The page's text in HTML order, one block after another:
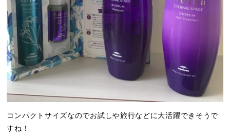
コンパクトサイズなのでお試しや旅行などに大活躍できそうで
すね！